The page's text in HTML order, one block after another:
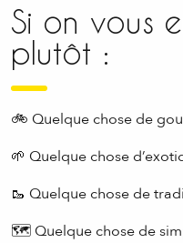
Si on vous
plutôt :
🚲 Quelque chose de
🌱 Quelque chose
🥾 Quelque chose de
🗺 Quelque chose de